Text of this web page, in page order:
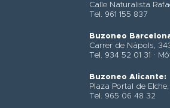
Calle Naturalista
Tel. 961 155 837
Buzoneo
Carrer de Nàpols,
Tel. 934 52 01 31 ·
Buzoneo Alicante:
Plaza Portal de
Tel. 965 06 48 32